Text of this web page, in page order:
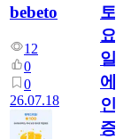
bebeto
12
0
0
26.07.18
토
요
일
에
인
증